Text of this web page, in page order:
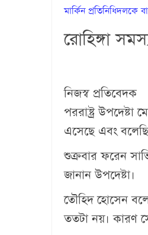
মার্কিন প্রতি‌নি‌ধিদলকে
রোহিঙ্গা
নিজস্ব প্রতিবেদক
পররাষ্ট্র উপদেষ্টা
এসেছে এবং
শুক্রবার ফরেন
জানান উপদেষ্টা।
তৌ‌হিদ হো‌সেন
ততটা নয়। কারণ